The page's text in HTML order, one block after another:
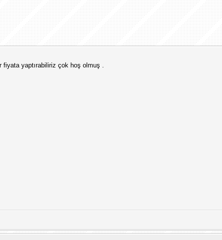
fiyata yaptırabiliriz çok hoş olmuş .